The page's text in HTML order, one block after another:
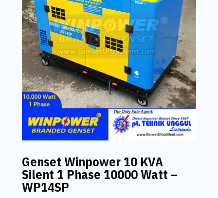
Genset Winpower 10 KVA
Silent 1 Phase 10000 Watt –
WP14SP